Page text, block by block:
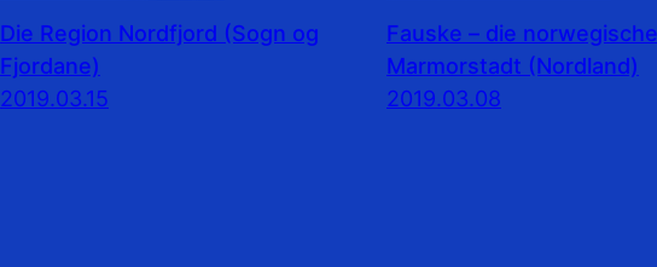
Die Region Nordfjord (Sogn og
Fjordane)
2019.03.15
Fauske – die norwegische
Marmorstadt (Nordland)
2019.03.08